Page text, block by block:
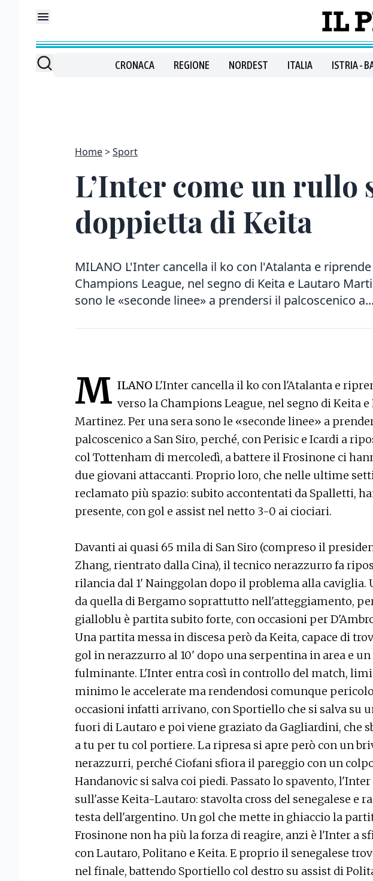
CRONACA REGIONE NORDEST ITALIA ISTRIA -
Home Sport
L’Inter come un rullo
doppietta di Keita
MILANO L'Inter cancella il ko con l'Atalanta e
Champions League, nel segno di Keita e Lautaro
sono le «seconde linee» a prendersi il palcoscenico a...
M ILANO L'Inter cancella il ko con l'Atalanta e
verso la Champions League, nel segno di Keita
Martinez. Per una sera sono le «seconde linee» a
palcoscenico a San Siro, perché, con Perisic e Icardi a
col Tottenham di mercoledì, a battere il Frosinone ci
due giovani attaccanti. Proprio loro, che nelle ultime
reclamato più spazio: subito accontentati da Spalletti,
presente, con gol e assist nel netto 3-0 ai ciociari.
Davanti ai quasi 65 mila di San Siro (compreso il
Zhang, rientrato dalla Cina), il tecnico nerazzurro fa
rilancia dal 1' Nainggolan dopo il problema alla caviglia.
da quella di Bergamo soprattutto nell'atteggiamento,
gialloblu è partita subito forte, con occasioni per
Una partita messa in discesa però da Keita, capace di
gol in nerazzurro al 10' dopo una serpentina in area e
fulminante. L'Inter entra così in controllo del match,
minimo le accelerate ma rendendosi comunque
occasioni infatti arrivano, con Sportiello che si salva su
fuori di Lautaro e poi viene graziato da Gagliardini, che
a tu per tu col portiere. La ripresa si apre però con un
nerazzurri, perché Ciofani sfiora il pareggio con un
Handanovic si salva coi piedi. Passato lo spavento,
sull'asse Keita-Lautaro: stavolta cross del senegalese e
testa dell'argentino. Un gol che mette in ghiaccio la
Frosinone non ha più la forza di reagire, anzi è l'Inter a
con Lautaro, Politano e Keita. E proprio il senegalese
nel finale, battendo Sportiello col destro su assist di